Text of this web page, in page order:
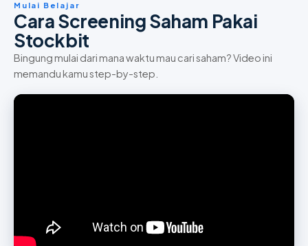
Mulai Belajar
Cara Screening Saham Pakai
Stockbit
Bingung mulai dari mana waktu mau cari saham? Video ini
memandu kamu step-by-step.